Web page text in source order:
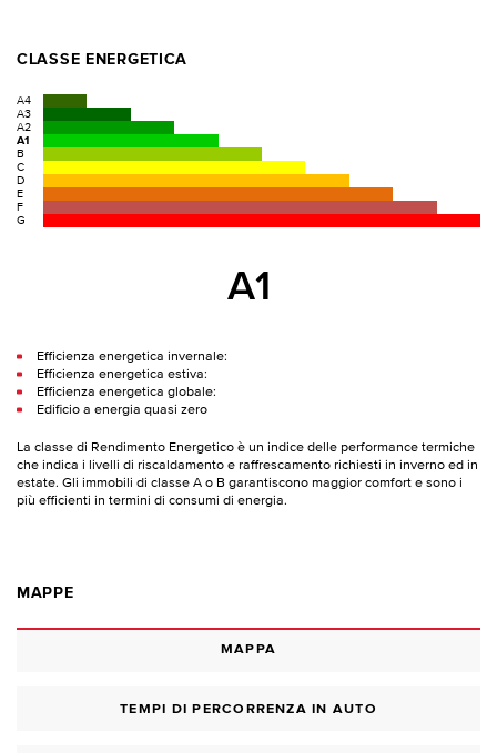
CLASSE ENERGETICA
A4
A3
A2
A1
B
C
D
E
F
G
A1
Efficienza energetica invernale:
Efficienza energetica estiva:
Efficienza energetica globale:
Edificio a energia quasi zero
La classe di Rendimento Energetico è un indice delle performance termiche
che indica i livelli di riscaldamento e raffrescamento richiesti in inverno ed in
estate. Gli immobili di classe A o B garantiscono maggior comfort e sono i
più efficienti in termini di consumi di energia.
MAPPE
MAPPA
TEMPI DI PERCORRENZA IN AUTO